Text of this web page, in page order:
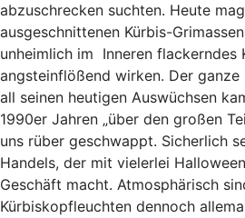
abzuschrecken suchten. Heute
ausgeschnittenen Kürbis-
unheimlich im Inneren flackerndes
angsteinflößend wirken. Der
all seinen heutigen Auswüchsen
1990er Jahren „über den großen
uns rüber geschwappt. Sicherlich
Handels, der mit vielerlei
Geschäft macht. Atmosphärisch
Kürbiskopfleuchten dennoch